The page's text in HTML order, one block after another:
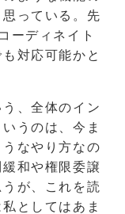
っている。先
ーディネイト
対応可能かと
、全体のイン
うのは、今ま
なやり方なの
和や権限委譲
が、これを読
としてはあま